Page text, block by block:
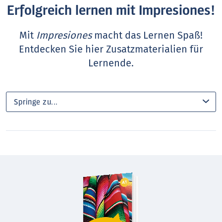
Erfolgreich lernen mit Impresiones!
Mit Impresionesmacht das Lernen Spaß!
Entdecken Sie hier Zusatzmaterialien für
Lernende.